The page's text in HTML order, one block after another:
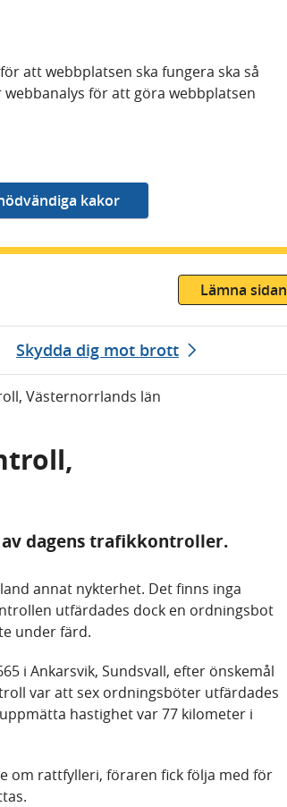
att webbplatsen ska fungera ska så
för att göra webbplatsen
Lämna sidan
Skydda dig mot brott
Västernorrlands län
dagens trafikkontroller.
annat nykterhet. Det finns inga
utfärdades dock en ordningsbot
under färd.
i Ankarsvik, Sundsvall, efter önskemål
var att sex ordningsböter utfärdades
hastighet var 77 kilometer i
om rattfylleri, föraren fick följa med för